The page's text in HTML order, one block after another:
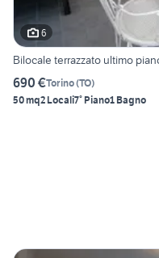
6
Bilocale terrazzato ultimo
690 €Torino(TO)
50 mq2 Locali7° Piano1 Bagno